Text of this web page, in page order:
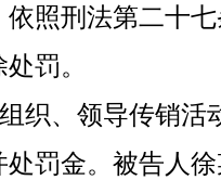
照刑法第二十
罚。
领导传销活动
罚金。被告人